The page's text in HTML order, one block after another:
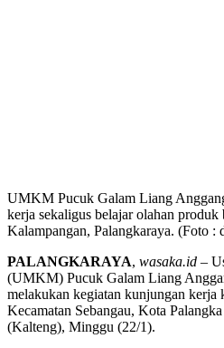
UMKM Pucuk Galam Liang
kerja sekaligus belajar olahan produk
Kalampangan, Palangkaraya. (Foto :
PALANGKARAYA, wasaka.id –
(UMKM) Pucuk Galam Liang
melakukan kegiatan kunjungan kerja
Kecamatan Sebangau, Kota
(Kalteng), Minggu (22/1).